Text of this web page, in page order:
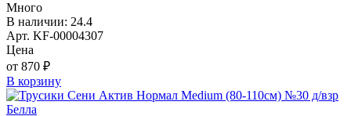
Много
В наличии: 24.4
Арт. KF-00004307
Цена
от 870 ₽
В корзину